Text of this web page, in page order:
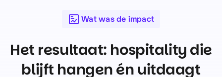
Wat was de impact
Het resultaat: hospitality die
blijft hangen én uitdaagt